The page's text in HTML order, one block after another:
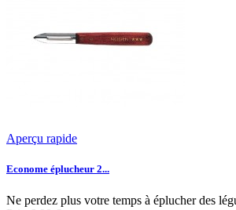
Aperçu rapide
Econome éplucheur 2...
Ne perdez plus votre temps à éplucher des